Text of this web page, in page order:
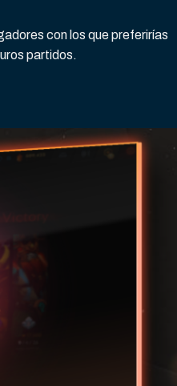
con los que preferirías
partidos.